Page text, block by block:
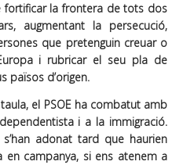
fortificar la frontera de tots dos
augmentant la persecució,
que pretenguin creuar o
i rubricar el seu pla de
països d’origen.
el PSOE ha combatut amb
i a la immigració.
adonat tard que haurien
en campanya, si ens atenem a